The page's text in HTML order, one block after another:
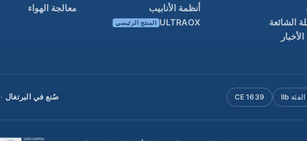
الشائعة
أنظمة الأنابيب
ULTRAOX
المنتج الرئيسي
معالجة الهواء
CE 1639 صُنع في البرتغال · 40 عامًا من الخبرة الهندسية · أكثر من 80 دولة